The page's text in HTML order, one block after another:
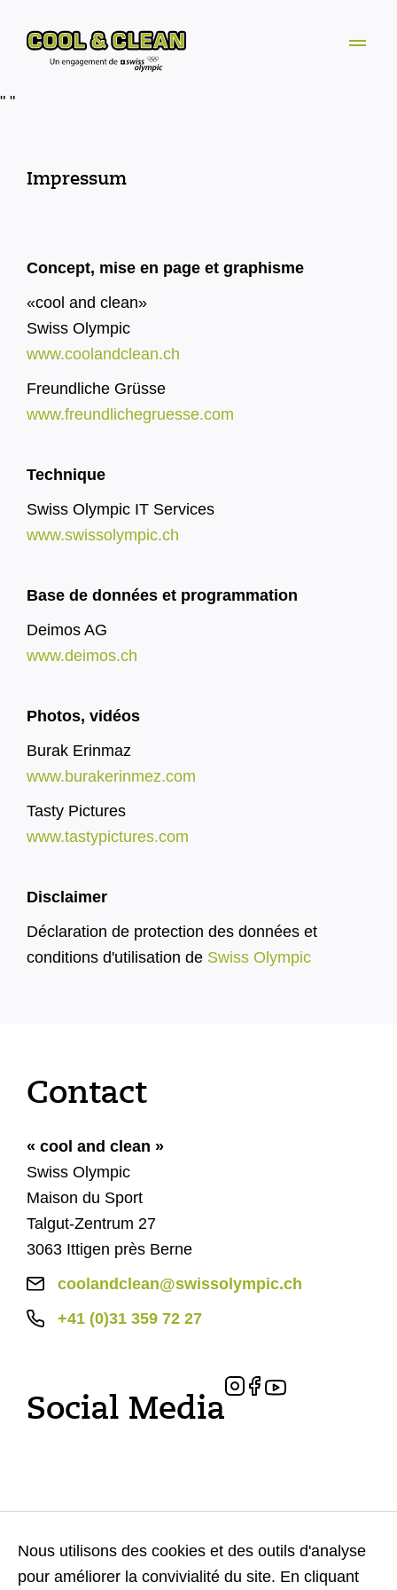
" "
Impressum
Concept, mise en page et graphisme
«cool and clean»
Swiss Olympic
www.coolandclean.ch
Freundliche Grüsse
www.freundlichegruesse.com
Technique
Swiss Olympic IT Services
www.swissolympic.ch
Base de données et programmation
Deimos AG
www.deimos.ch
Photos, vidéos
Burak Erinmaz
www.burakerinmez.com
Tasty Pictures
www.tastypictures.com
Disclaimer
Déclaration de protection des données et
conditions d'utilisation de Swiss Olympic
Nous utilisons des cookies et des outils d'analyse
pour améliorer la convivialité du site. En cliquant
Contact
« cool and clean »
Swiss Olympic
Maison du Sport
Talgut-Zentrum 27
3063 Ittigen près Berne
coolandclean@swissolympic.ch
+41 (0)31 359 72 27
Social Media
Impressum